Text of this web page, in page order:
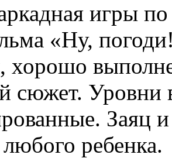
игры
«Ну,
хорошо
сюжет. Уровни
Заяц
любого ребенка.